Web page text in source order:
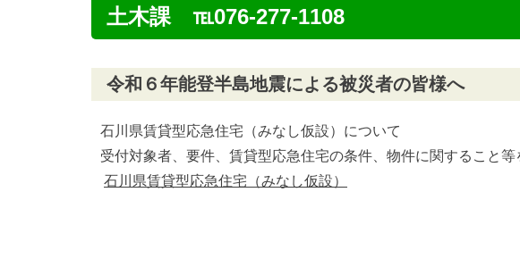
土木課 ℡076-277-1108
令和６年能登半島地震による被災者の皆様へ
石川県賃貸型応急住宅（みなし仮設）について
受付対象者、要件、賃貸型応急住宅の条件、物件に関すること等
石川県賃貸型応急住宅（みなし仮設）